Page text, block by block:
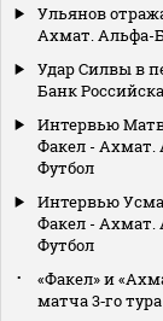
Ульянов
Ахмат. Альфа-
Удар Силвы в
Банк
Интервью
Факел - Ахмат.
Футбол
Интервью
Факел - Ахмат.
Футбол
«Факел» и
матча 3‑го